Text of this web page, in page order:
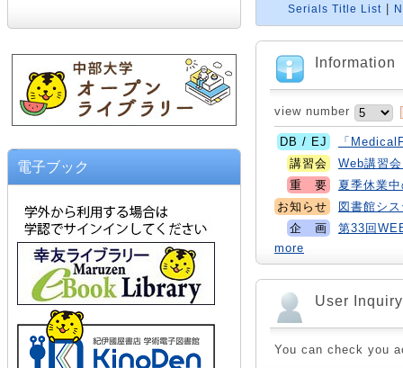
電子ブック
Serials Title List
Information
view number
DB / EJ
「
講習会
Web講習
重 要
夏季休業
お知らせ
図書館シ
企 画
第33回
more
User Inquiry
You can check you